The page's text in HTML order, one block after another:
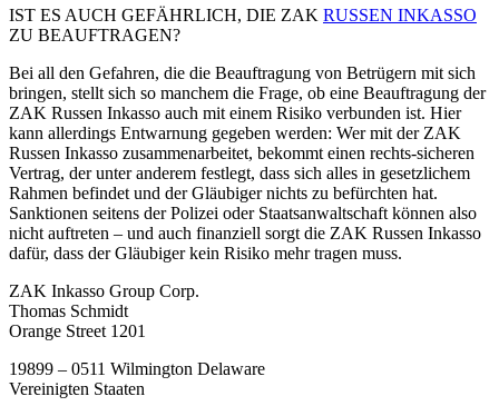
IST ES AUCH GEFÄHRLICH, DIE ZAK RUSSEN INKASSO
ZU BEAUFTRAGEN?
Bei all den Gefahren, die die Beauftragung von Betrügern mit sich
bringen, stellt sich so manchem die Frage, ob eine Beauftragung der
ZAK Russen Inkasso auch mit einem Risiko verbunden ist. Hier
kann allerdings Entwarnung gegeben werden: Wer mit der ZAK
Russen Inkasso zusammenarbeitet, bekommt einen rechts-sicheren
Vertrag, der unter anderem festlegt, dass sich alles in gesetzlichem
Rahmen befindet und der Gläubiger nichts zu befürchten hat.
Sanktionen seitens der Polizei oder Staatsanwaltschaft können also
nicht auftreten – und auch finanziell sorgt die ZAK Russen Inkasso
dafür, dass der Gläubiger kein Risiko mehr tragen muss.
ZAK Inkasso Group Corp.
Thomas Schmidt
Orange Street 1201
19899 – 0511 Wilmington Delaware
Vereinigten Staaten